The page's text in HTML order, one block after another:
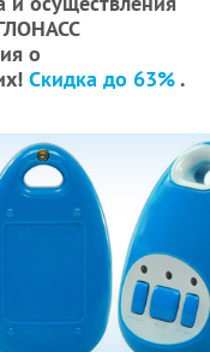
о
Скидка до 63%.